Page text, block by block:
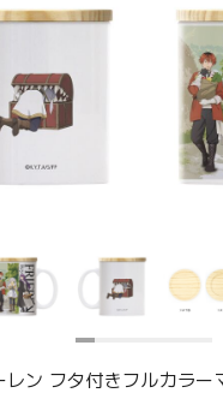
レン フタ付きフルカラー